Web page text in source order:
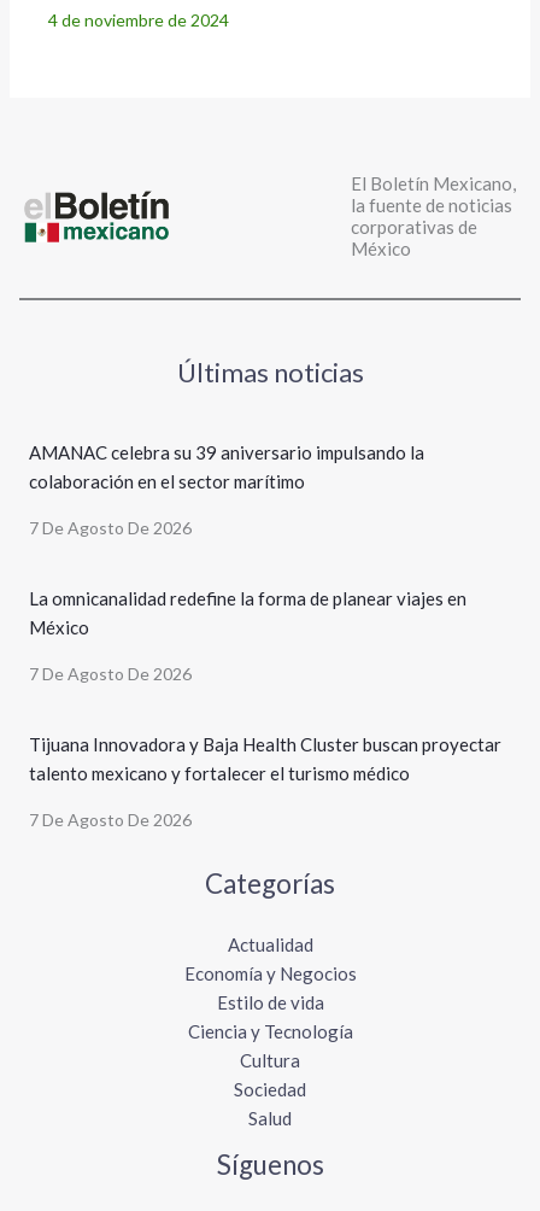
4 de noviembre de 2024
El Boletín Mexicano,
la fuente de noticias
corporativas de
México
Últimas noticias
AMANAC celebra su 39 aniversario impulsando la
colaboración en el sector marítimo
7 De Agosto De 2026
La omnicanalidad redefine la forma de planear viajes en
México
7 De Agosto De 2026
Tijuana Innovadora y Baja Health Cluster buscan proyectar
talento mexicano y fortalecer el turismo médico
7 De Agosto De 2026
Categorías
Actualidad
Economía y Negocios
Estilo de vida
Ciencia y Tecnología
Cultura
Sociedad
Salud
Síguenos